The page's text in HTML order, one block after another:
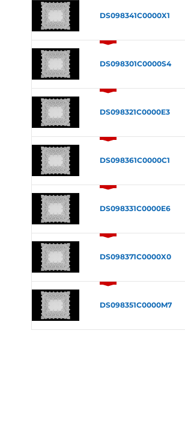
DS098341C0000X1
DS098301C0000S4
DS098321C0000E3
DS098361C0000C1
DS098331C0000E6
DS098371C0000X0
DS098351C0000M7